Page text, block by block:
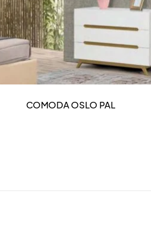
COMODA OSLO PAL